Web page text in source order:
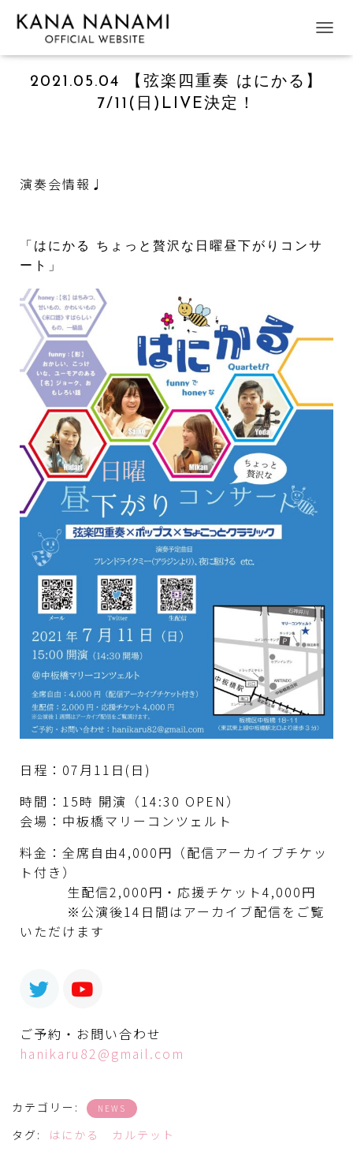
ビ
2021.05.04 【弦楽四重奏 はにかる】
7/11(日)LIVE決定！
演奏会情報♩
「はにかる ちょっと贅沢な日曜昼下がりコンサ
ート」
日程：07月11日(日)
時間：15時 開演（14:30 OPEN）
会場：中板橋マリーコンツェルト
料金：全席自由4,000円（配信アーカイブチケッ
ト付き）
生配信2,000円・応援チケット4,000円
※公演後14日間はアーカイブ配信をご覧
いただけます
ご予約・お問い合わせ
hanikaru82@gmail.com
カテゴリー: NEWS
タグ: はにかる カルテット